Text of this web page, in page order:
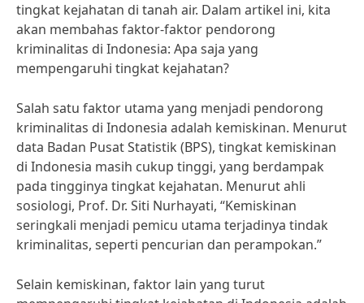
tingkat kejahatan di tanah air. Dalam artikel ini, kita
akan membahas faktor-faktor pendorong
kriminalitas di Indonesia: Apa saja yang
mempengaruhi tingkat kejahatan?
Salah satu faktor utama yang menjadi pendorong
kriminalitas di Indonesia adalah kemiskinan. Menurut
data Badan Pusat Statistik (BPS), tingkat kemiskinan
di Indonesia masih cukup tinggi, yang berdampak
pada tingginya tingkat kejahatan. Menurut ahli
sosiologi, Prof. Dr. Siti Nurhayati, “Kemiskinan
seringkali menjadi pemicu utama terjadinya tindak
kriminalitas, seperti pencurian dan perampokan.”
Selain kemiskinan, faktor lain yang turut